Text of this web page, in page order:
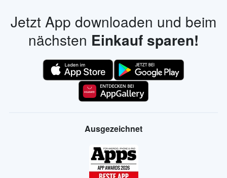
Jetzt App downloaden und beim
nächsten Einkauf sparen!
Ausgezeichnet